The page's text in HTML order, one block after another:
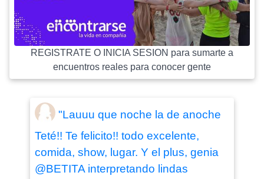
REGISTRATE O INICIA SESION para sumarte a
encuentros reales para conocer gente
"Lauuu que noche la de anoche
Teté!! Te felicito!! todo excelente,
comida, show, lugar. Y el plus, genia
@BETITA interpretando lindas